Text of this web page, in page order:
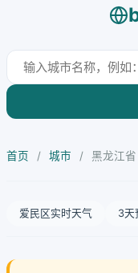
首页 / 城市 / 黑龙江省
爱民区实时天气 3天